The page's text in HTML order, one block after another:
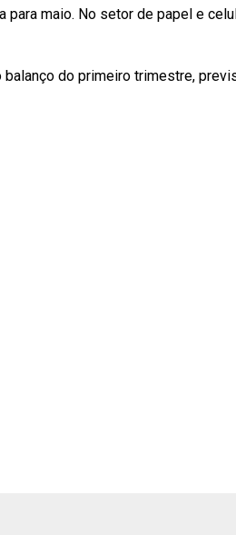
para maio. No setor de papel e
do primeiro trimestre,